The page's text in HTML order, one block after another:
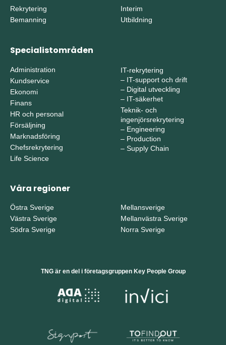
Rekrytering
Bemanning
Interim
Utbildning
Specialistområden
Administration
Kundservice
Ekonomi
Finans
HR och personal
Försäljning
Marknadsföring
Chefsrekrytering
Life Science
IT-rekrytering
– IT-support och drift
– Digital utveckling
– IT-säkerhet
Teknik- och
ingenjörsrekrytering
– Engineering
– Production
– Supply Chain
Våra regioner
Östra Sverige
Västra Sverige
Södra Sverige
Mellansverige
Mellanvästra Sverige
Norra Sverige
TNG är en del i företagsgruppen Key People Group